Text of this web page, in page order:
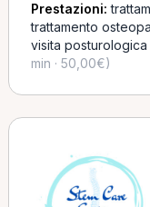
Prestazioni:
trattamento
visita posturologica
min · 50,00€)